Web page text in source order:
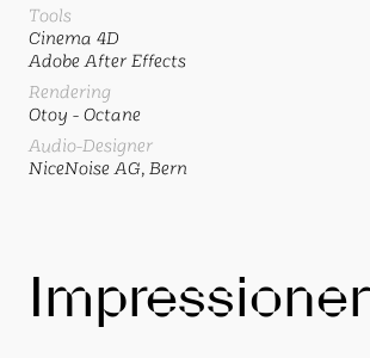
Tools
Cinema 4D
Adobe After Effects
Rendering
Otoy - Octane
Audio-Designer
NiceNoise AG, Bern